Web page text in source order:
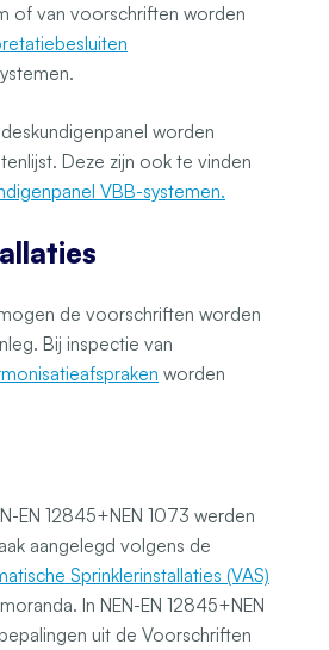
of van voorschriften worden
worden
Deze zijn ook te vinden
VBB-systemen.
de voorschriften worden
Bij inspectie van
worden
EN 12845+NEN 1073 werden
aangelegd volgens de
Sprinklerinstallaties (VAS)
In NEN-EN 12845+NEN
uit de Voorschriften